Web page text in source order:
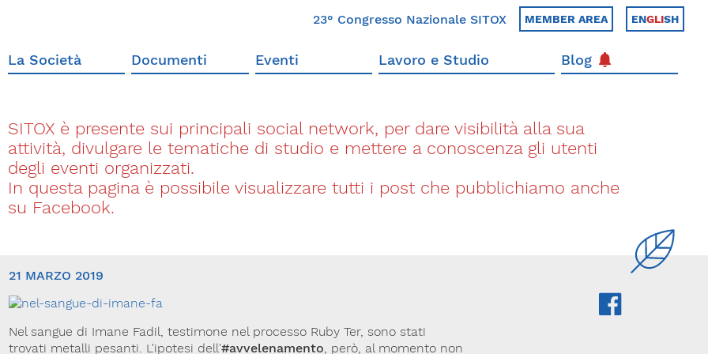
23° Congresso Nazionale SITOX MEMBER AREA ENGLISH
La Società Documenti Eventi Lavoro e Studio Blog
SITOX è presente sui principali social network, per dare visibilità alla sua
attività, divulgare le tematiche di studio e mettere a conoscenza gli utenti
degli eventi organizzati.
In questa pagina è possibile visualizzare tutti i post che pubblichiamo anche
su Facebook.
21 MARZO 2019
Nel sangue di Imane Fadil, testimone nel processo Ruby Ter, sono stati
trovati metalli pesanti. L'ipotesi dell'#avvelenamento, però, al momento non